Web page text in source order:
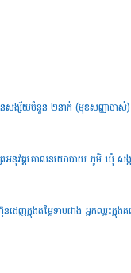
លួនជនសង្ស័យចំនួន ២នាក់ (មុខសញ្ញ
ត្រែអនុវត្តគោលនយោបាយ ភូមិ ឃុំ សង្
េញក្នុងតម្លៃទាបជាង អ្នកឈ្នះក្